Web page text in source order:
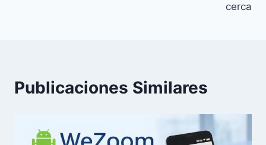
cerca
Publicaciones Similares